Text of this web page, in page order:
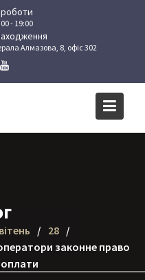
- 19:00
Алмазова, 8, офіс 302
28
законне право